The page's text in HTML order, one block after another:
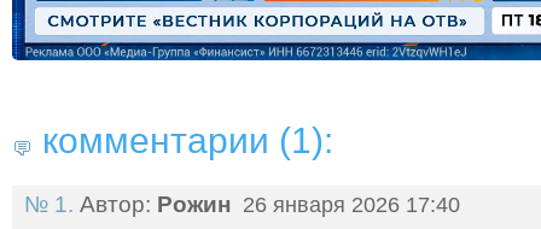
комментарии (1):
№ 1. Автор: Рожин 26 января 2026 17:40